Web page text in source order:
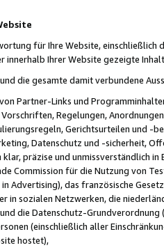
für Ihre Website,
innerhalb Ihrer Website gezeigte
die gesamte damit verbundene
Partner-Links und
Regelungen,
Gerichtsurteilen und -
Datenschutz und -sicherheit,
präzise und unmissverständlich
Commission für die Nutzung von
Advertising), das französische
in sozialen Netzwerken, die
die Datenschutz-
(einschließlich aller
hostet),